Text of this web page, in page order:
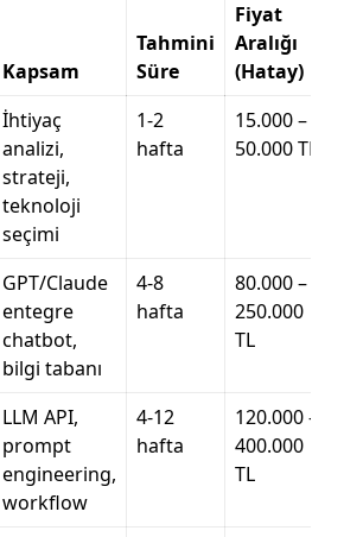
Kapsam
Tahmini
Süre
Fiyat
Aralığı
(Hatay)
İhtiyaç
analizi,
strateji,
teknoloji
seçimi
1-2
hafta
15.000 –
50.000 TL
GPT/Claude
entegre
chatbot,
bilgi tabanı
4-8
hafta
80.000 –
250.000
TL
LLM API,
prompt
engineering,
workflow
4-12
hafta
120.000 –
400.000
TL